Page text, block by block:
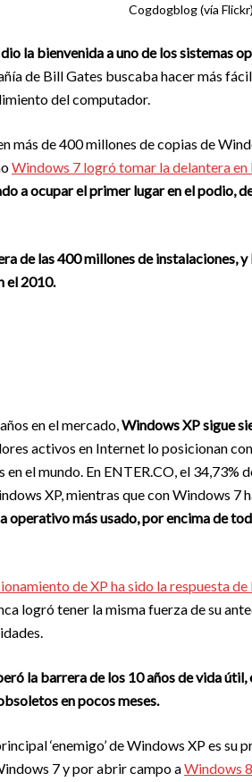
Cogdogblog (vía
la bienvenida a uno de los sistemas
de Bill Gates buscaba hacer más
del computador.
más de 400 millones de copias de
Windows 7 logró tomar la delantera
a ocupar el primer lugar en el podio,
de las 400 millones de
el 2010.
en el mercado,Windows XP sigue
activos en Internet lo posicionan
en el mundo. En ENTER.CO, el
XP, mientras que con Windows 7
operativo más usado, por encima de
de XP ha sido la respuesta
logró tener la misma fuerza de su
la barrera de los 10 años de vida
en pocos meses.
‘enemigo’ de Windows XP es
7 y por abrir campo aWindows 8